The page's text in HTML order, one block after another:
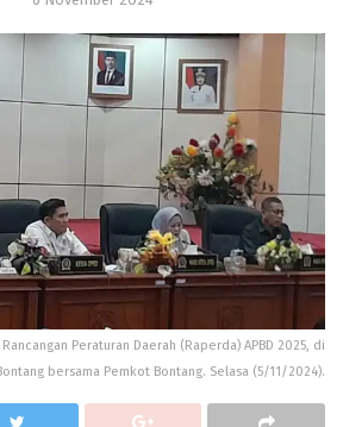
Peraturan Daerah (Raperda) APBD 2025, di
bersama Pemkot Bontang. Selasa (5/11/2024).